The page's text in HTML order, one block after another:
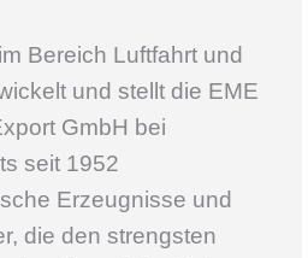
Bereich Luftfahrt und
und stellt die EME
GmbH bei
seit 1952
Erzeugnisse und
die den strengsten